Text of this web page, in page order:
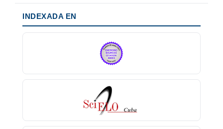
INDEXADA EN